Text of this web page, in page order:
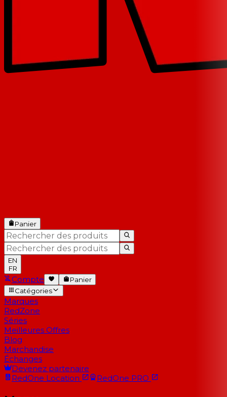
Panier
EN
FR
Compte
Panier
Catégories
Marques
RedZone
Séries
Meilleures Offres
Blog
Marchandise
Échanges
Devenez partenaire
RedOne Location RedOne PRO